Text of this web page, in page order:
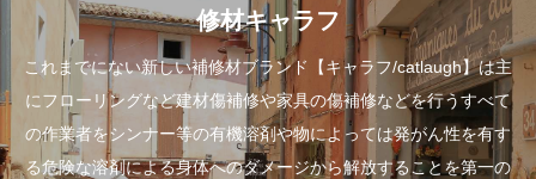
修材キャラフ
これまでにない新しい補修材ブランド【キャラフ/catlaugh】は主
にフローリングなど建材傷補修や家具の傷補修などを行うすべて
の作業者をシンナー等の有機溶剤や物によっては発がん性を有す
る危険な溶剤による身体へのダメージから解放することを第一の